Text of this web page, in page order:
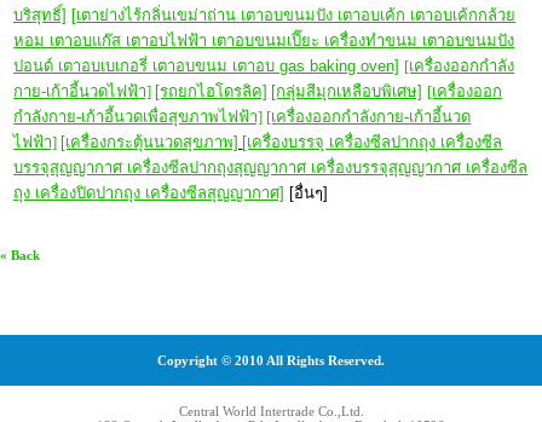
บริสุทธิ์] [เตาย่างไร้กลิ่นเขม่าถ่าน เตาอบขนมปัง เตาอบเค้ก เตาอบเค้กกล้วย
หอม เตาอบแก๊ส เตาอบไฟฟ้า เตาอบขนมเปี๊ยะ เครื่องทำขนม เตาอบขนมปัง
ปอนด์ เตาอบเบเกอรี่ เตาอบขนม เตาอบ gas baking oven] [เครื่องออกกำลัง
กาย-เก้าอี้นวดไฟฟ้า] [รถยกไฮโดรลิค] [กลุ่มสีมุกเหลือบพิเศษ] [เครื่องออก
กำลังกาย-เก้าอี้นวดเพื่อสุขภาพไฟฟ้า] [เครื่องออกกำลังกาย-เก้าอี้นวด
ไฟฟ้า] [เครื่องกระตุ้นนวดสุขภาพ] [เครื่องบรรจุ เครื่องซีลปากถุง เครื่องซีล
บรรจุสุญญากาศ เครื่องซีลปากถุงสุญญากาศ เครื่องบรรจุสุญญากาศ เครื่องซีล
ถุง เครื่องปิดปากถุง เครื่องซีลสุญญากาศ] [อื่นๆ]
« Back
Copyright © 2010 All Rights Reserved.
Central World Intertrade Co.,Ltd.